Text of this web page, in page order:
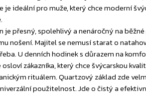
ideální pro muže, který chce moderní
přesný, spolehlivý a nenáročný na
nošení. Majitel se nemusí starat o
U denních hodinek s důrazem na
zákazníka, který chce švýcarskou
rituálem. Quartzový základ zde
použitelnost. Jde o čistý a